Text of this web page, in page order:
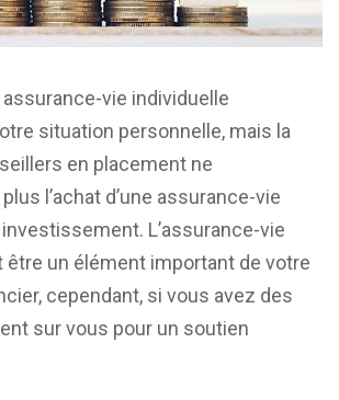
vie individuelle
situation personnelle, mais la
en placement ne
l’achat d’une assurance-vie
L’assurance-vie
être un élément important de votre
cependant, si vous avez des
sur vous pour un soutien